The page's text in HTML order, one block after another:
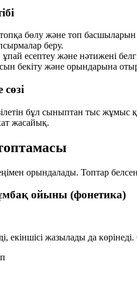
бөлу және топ басшыларын
беру.
есептеу және нәтижені
бекіту және орындарына
бұл сыныптан тыс жұмыс
жасайық.
орындалады. Топтар
ойыны (фонетика)
екіншісі жазылады да